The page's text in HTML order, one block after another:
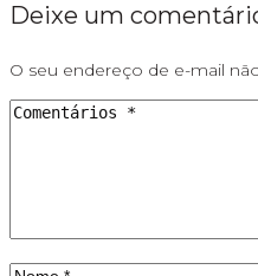
Deixe um
O seu endereço de e-mail